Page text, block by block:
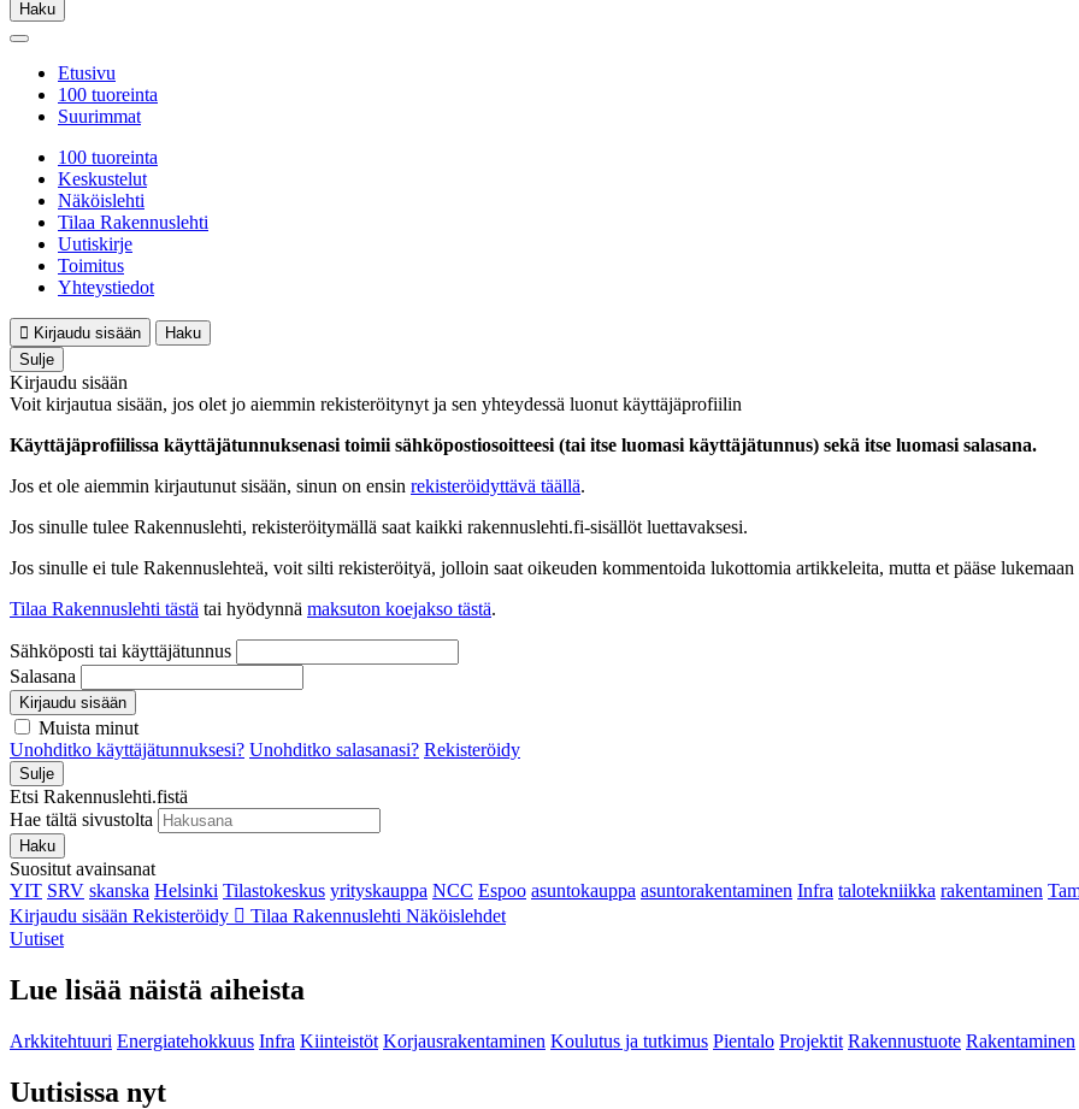
Haku
Etusivu
100 tuoreinta
Suurimmat
100 tuoreinta
Keskustelut
Näköislehti
Tilaa Rakennuslehti
Uutiskirje
Toimitus
Yhteystiedot
Kirjaudu sisään
Haku
Sulje
Kirjaudu sisään
Voit kirjautua sisään, jos olet jo aiemmin rekisteröitynyt ja sen yhteydessä luonut käyttäjäprofiilin
Käyttäjäprofiilissa käyttäjätunnuksenasi toimii sähköpostiosoitteesi (tai itse luomasi käyttäjätunnus) sekä itse luomasi salasana.
Jos et ole aiemmin kirjautunut sisään, sinun on ensin rekisteröidyttävä täällä.
Jos sinulle tulee Rakennuslehti, rekisteröitymällä saat kaikki rakennuslehti.fi-sisällöt luettavaksesi.
Jos sinulle ei tule Rakennuslehteä, voit silti rekisteröityä, jolloin saat oikeuden kommentoida lukottomia artikkeleita, mutta et pääse
Tilaa Rakennuslehti tästä tai hyödynnä maksuton koejakso tästä.
Sähköposti tai käyttäjätunnus
Salasana
Kirjaudu sisään
Muista minut
Unohditko käyttäjätunnuksesi? Unohditko salasanasi? Rekisteröidy
Sulje
Etsi Rakennuslehti.fistä
Hae tältä sivustolta
Haku
Suositut avainsanat
YIT SRV skanska Helsinki Tilastokeskus yrityskauppa NCC Espoo asuntokauppa asuntorakentaminen Infra talotekniikka rakentaminen
Kirjaudu sisään Rekisteröidy Tilaa Rakennuslehti Näköislehdet
Uutiset
Lue lisää näistä aiheista
Arkkitehtuuri Energiatehokkuus Infra Kiinteistöt Korjausrakentaminen Koulutus ja tutkimus Pientalo Projektit Rakennustuote Rakentaminen
Uutisissa nyt